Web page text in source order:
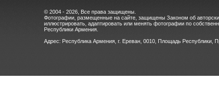
© 2004 - 2026, Все права защищены.
Фотографии, размещенные на сайте, защищены Законом об
иллюстрировать, адаптировать или менять фотографии по
Республики Армения.
Адрес: Республика Армения, г. Ереван, 0010, Площадь Республики,